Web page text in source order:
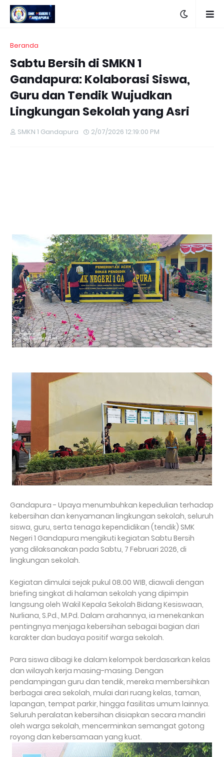
Beranda
Sabtu Bersih di SMKN 1
Gandapura: Kolaborasi Siswa,
Guru dan Tendik Wujudkan
Lingkungan Sekolah yang Asri
SMKN 1 Gandapura 2/07/2026 12:19:00 PM
Gandapura - Upaya menumbuhkan kepedulian terhadap
kebersihan dan kenyamanan lingkungan sekolah, seluruh
siswa, guru, serta tenaga kependidikan (tendik) SMK
Negeri 1 Gandapura mengikuti kegiatan Sabtu Bersih
yang dilaksanakan pada Sabtu, 7 Februari 2026, di
lingkungan sekolah.
Kegiatan dimulai sejak pukul 08.00 WIB, diawali dengan
briefing singkat di halaman sekolah yang dipimpin
langsung oleh Wakil Kepala Sekolah Bidang Kesiswaan,
Nurliana, S.Pd., M.Pd. Dalam arahannya, ia menekankan
pentingnya menjaga kebersihan sebagai bagian dari
karakter dan budaya positif warga sekolah.
Para siswa dibagi ke dalam kelompok berdasarkan kelas
dan wilayah kerja masing-masing. Dengan
pendampingan guru dan tendik, mereka membersihkan
berbagai area sekolah, mulai dari ruang kelas, taman,
lapangan, tempat parkir, hingga fasilitas umum lainnya.
Seluruh peralatan kebersihan disiapkan secara mandiri
oleh warga sekolah, mencerminkan semangat gotong
royong dan kebersamaan yang kuat.